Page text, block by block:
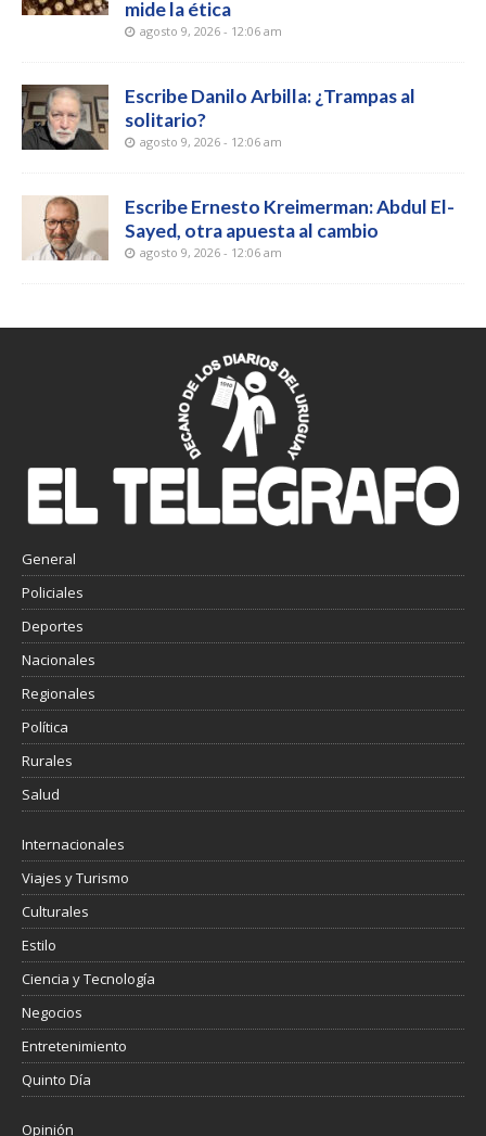
mide la ética
agosto 9, 2026 - 12:06 am
Escribe Danilo Arbilla: ¿Trampas al
solitario?
agosto 9, 2026 - 12:06 am
Escribe Ernesto Kreimerman: Abdul El-
Sayed, otra apuesta al cambio
agosto 9, 2026 - 12:06 am
General
Policiales
Deportes
Nacionales
Regionales
Política
Rurales
Salud
Internacionales
Viajes y Turismo
Culturales
Estilo
Ciencia y Tecnología
Negocios
Entretenimiento
Quinto Día
Opinión